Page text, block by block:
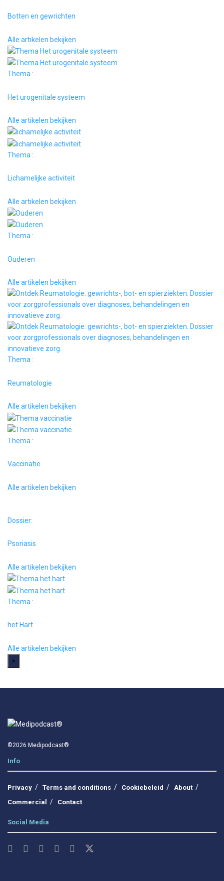
Botten en gewrichten
Alle artikelen bekijken
Thema :
Het urogenitale systeem
Alle artikelen bekijken
Thema :
Lichamelijke activiteit
Alle artikelen bekijken
Thema :
Ouderen
Alle artikelen bekijken
Thema :
Reumatologie
Alle artikelen bekijken
Thema :
Vaccinatie
Alle artikelen bekijken
Dossier:
Psoriasis
Alle artikelen bekijken
Thema :
het Hart
Alle artikelen bekijken
>
©2026 Medipodcast®
Info
Privacy Terms and conditions Cookiebeleid
About
Commercial
Contact
Social Media